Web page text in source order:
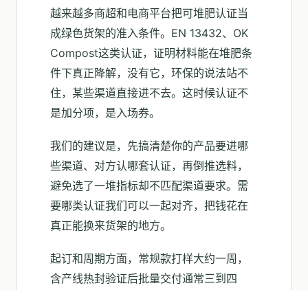
越来越多商超和电商平台把可堆肥认证当
成绿色货架的准入条件。EN 13432、OK
Compost这类认证，证明材料能在堆肥条
件下真正降解，没有它，环保的说法站不
住，某些渠道直接进不去。这时候认证不
是加分项，是入场券。
我们的建议是，先搞清楚你的产品要进哪
些渠道、对方认哪套认证，再倒推选料，
避免选了一堆指标却不匹配渠道要求。需
要哪类认证我们可以一起对齐，把钱花在
真正能换来货架的地方。
起订和周期方面，常规款打样大约一周，
含产线热封验证后批量交付通常三到四